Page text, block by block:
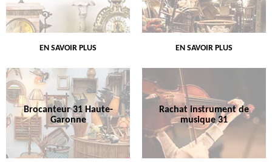
EN SAVOIR PLUS EN SAVOIR PLUS
Brocanteur 31 Haute-
Garonne
Rachat instrument de
musique 31